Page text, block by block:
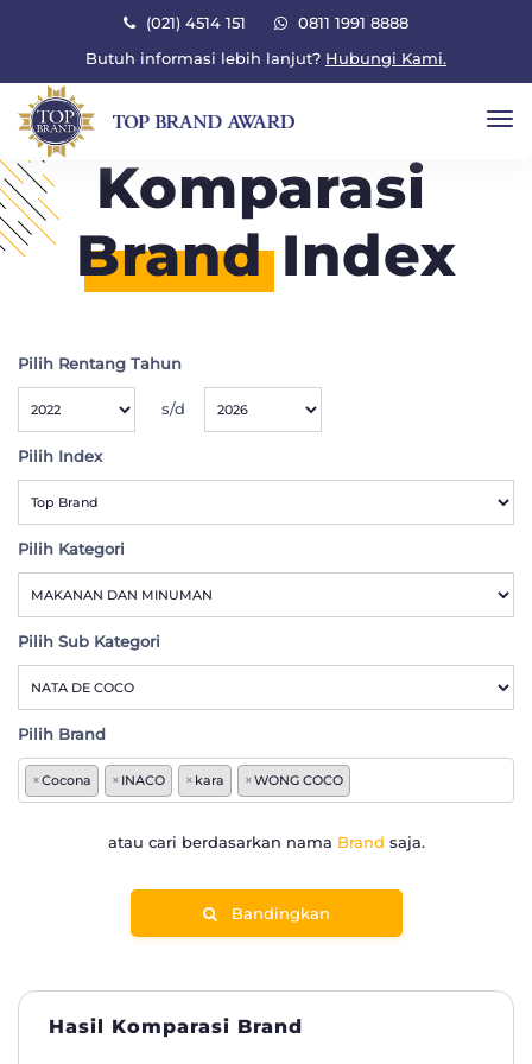
(021) 4514 151
0811 1991 8888
Butuh informasi lebih lanjut? Hubungi Kami.
Komparasi
Brand Index
Pilih Rentang Tahun
s/d
Pilih Index
Pilih Kategori
Pilih Sub Kategori
Pilih Brand
×Cocona × INACO × kara ×WONG COCO
atau cari berdasarkan nama Brand saja.
Bandingkan
Hasil Komparasi Brand